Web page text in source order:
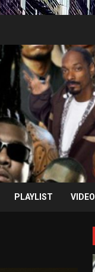
PLAYLIST VIDEO